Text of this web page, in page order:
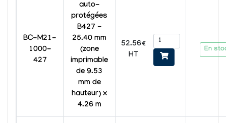
BC-M21-
1000-
427
auto-
protégées
B427 -
25.40 mm
(zone
imprimable
de 9.53
mm de
hauteur) x
4.26 m
52.56€
HT
En